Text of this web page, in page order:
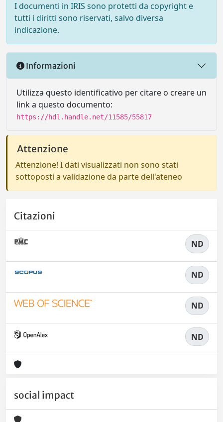
I documenti in IRIS sono protetti da copyright e
tutti i diritti sono riservati, salvo diversa
indicazione.
Informazioni
Utilizza questo identificativo per citare o creare un
link a questo documento:
https://hdl.handle.net/11585/55817
Attenzione
Attenzione! I dati visualizzati non sono stati
sottoposti a validazione da parte dell'ateneo
Citazioni
ND
ND
ND
ND
social impact